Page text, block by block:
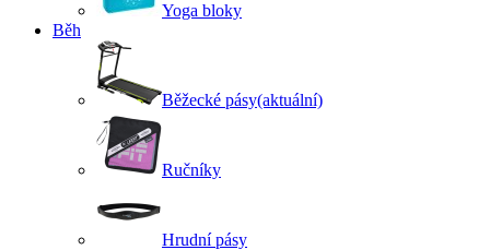
Yoga bloky
Běh
Běžecké pásy(aktuální)
Ručníky
Hrudní pásy